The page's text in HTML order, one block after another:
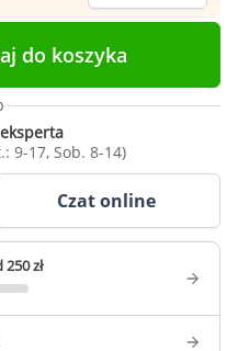
do koszyka
9-17, Sob. 8-14)
Czat online
zł